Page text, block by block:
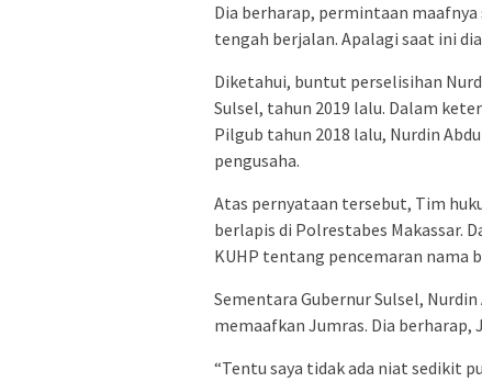
Dia berharap, permintaan
tengah berjalan. Apalagi saat ini
Diketahui, buntut perselisihan
Sulsel, tahun 2019 lalu. Dalam
Pilgub tahun 2018 lalu, Nurdin
pengusaha.
Atas pernyataan tersebut, Tim
berlapis di Polrestabes Makassar.
KUHP tentang pencemaran nama
Sementara Gubernur Sulsel,
memaafkan Jumras. Dia berharap,
“Tentu saya tidak ada niat sedikit